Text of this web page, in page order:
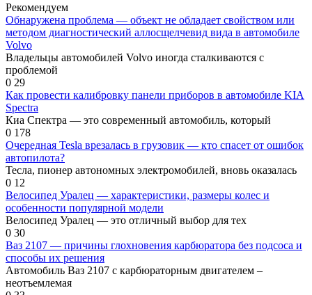
Рекомендуем
Обнаружена проблема — объект не обладает свойством или
методом диагностический аллосщелчевид вида в автомобиле
Volvo
Владельцы автомобилей Volvo иногда сталкиваются с
проблемой
0 29
Как провести калибровку панели приборов в автомобиле KIA
Spectra
Киа Спектра — это современный автомобиль, который
0 178
Очередная Tesla врезалась в грузовик — кто спасет от ошибок
автопилота?
Тесла, пионер автономных электромобилей, вновь оказалась
0 12
Велосипед Уралец — характеристики, размеры колес и
особенности популярной модели
Велосипед Уралец — это отличный выбор для тех
0 30
Ваз 2107 — причины глохновения карбюратора без подсоса и
способы их решения
Автомобиль Ваз 2107 с карбюраторным двигателем –
неотъемлемая